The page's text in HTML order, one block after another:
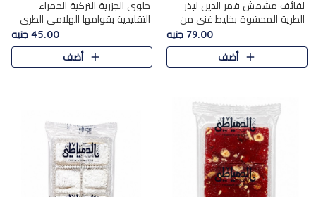
لفائف مشمش قمر الدين ليذر
الطرية المحشوة بخليط غني من
جوز الهند الأبيض والمكسرات
الفاخرة، يقدم المذاق الحلو
الطبيعي لقمر الدين و تجمع بين
79.00 جنيه
أضف
حلوى الجزرية التركية الحمراء
التقليدية بقوامها الهلامي الطري
ولونها الأحمر المميز، محشوة
بسخاء بالفول السوداني المحمص
لتمنحك توازنًا رائعًا ..
45.00 جنيه
أضف